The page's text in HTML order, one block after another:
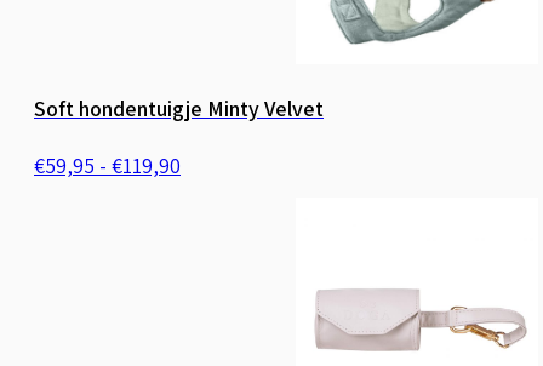
Soft hondentuigje Minty Velvet
€59,95 - €119,90